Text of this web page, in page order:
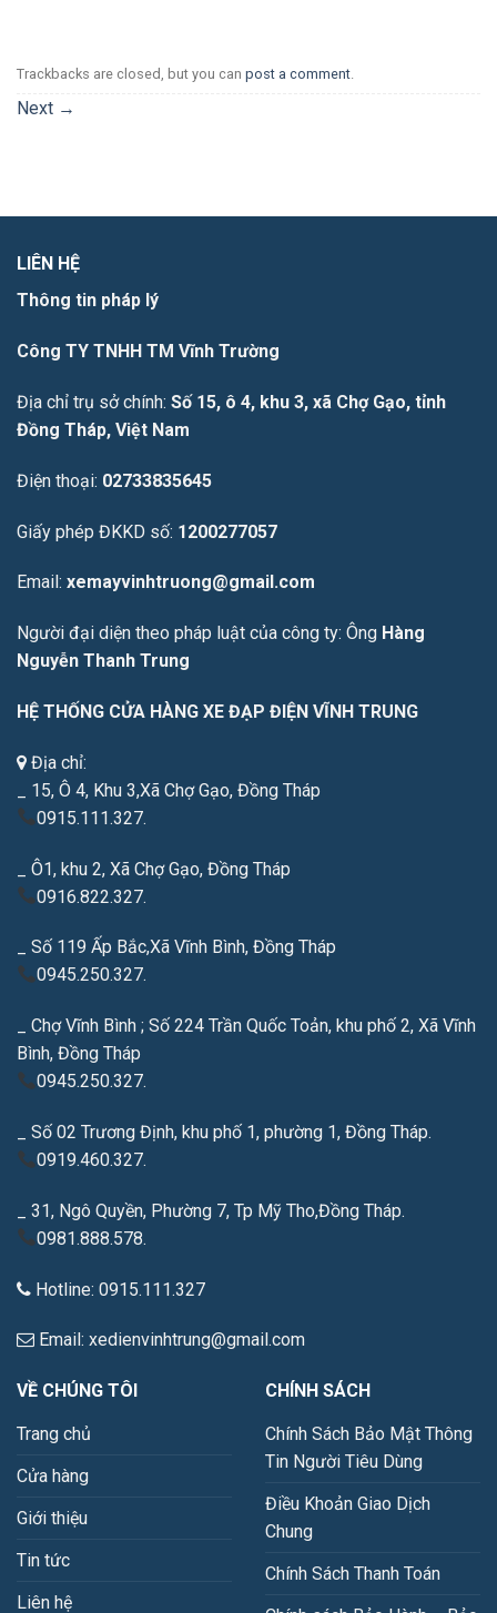
Trackbacks are closed, but you can post a comment
Next →
LIÊN HỆ
Thông tin pháp lý
Công TY TNHH TM Vĩnh Trường
Địa chỉ trụ sở chính: Số 15, ô 4, khu 3, xã Chợ Gạo, tỉnh
Đồng Tháp, Việt Nam
Điện thoại: 02733835645
Giấy phép ĐKKD số: 1200277057
Email: xemayvinhtruong@gmail.com
Người đại diện theo pháp luật của công ty: Ông Hàng
Nguyễn Thanh Trung
HỆ THỐNG CỬA HÀNG XE ĐẠP ĐIỆN VĨNH TRUNG
Địa chỉ:
_ 15, Ô 4, Khu 3,Xã Chợ Gạo, Đồng Tháp
0915.111.327.
_ Ô1, khu 2, Xã Chợ Gạo, Đồng Tháp
0916.822.327.
_ Số 119 Ấp Bắc,Xã Vĩnh Bình, Đồng Tháp
0945.250.327.
_ Chợ Vĩnh Bình ; Số 224 Trần Quốc Toản, khu phố 2, Xã Vĩnh
Bình, Đồng Tháp
0945.250.327.
_ Số 02 Trương Định, khu phố 1, phường 1, Đồng Tháp.
0919.460.327.
_ 31, Ngô Quyền, Phường 7, Tp Mỹ Tho,Đồng Tháp.
0981.888.578.
Hotline: 0915.111.327
Email: xedienvinhtrung@gmail.com
VỀ CHÚNG TÔI
Trang chủ
Cửa hàng
Giới thiệu
Tin tức
Liên hệ
CHÍNH SÁCH
Chính Sách Bảo Mật Thông
Tin Người Tiêu Dùng
Điều Khoản Giao Dịch
Chung
Chính Sách Thanh Toán